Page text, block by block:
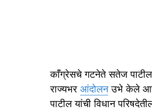
काँग्रेसचे गटनेते सतेज पाटील
राज्यभर आंदोलनउभे केले आहे.
पाटील यांची विधान